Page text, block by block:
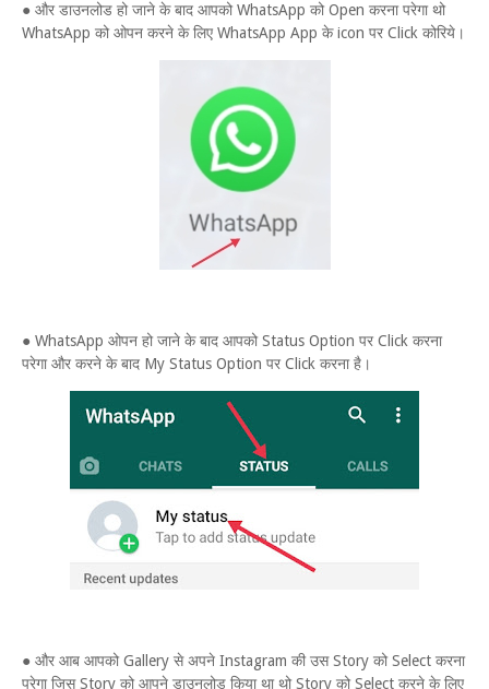
● और डाउनलोड हो जाने के बाद आपको WhatsApp को Open करना परेगा थो
WhatsApp को ओपन करने के लिए WhatsApp App के icon पर Click कोरिये।
● WhatsApp ओपन हो जाने के बाद आपको Status Option पर Click करना
परेगा और करने के बाद My Status Option पर Click करना है।
● और आब आपको Gallery से अपने Instagram की उस Story को Select करना
परेगा जिस Story को आपने डाउनलोड किया था थो Story को Select करने के लिए